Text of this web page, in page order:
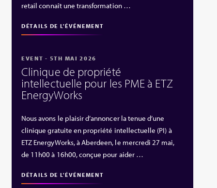
retail connaît une transformation …
DÉTAILS DE L'ÉVÉNEMENT
EVENT - 5TH MAI 2026
Clinique de propriété
intellectuelle pour les PME à ETZ
EnergyWorks
Nous avons le plaisir d’annoncer la tenue d’une
clinique gratuite en propriété intellectuelle (PI) à
ETZ EnergyWorks, à Aberdeen, le mercredi 27 mai,
de 11h00 à 16h00, conçue pour aider …
DÉTAILS DE L'ÉVÉNEMENT